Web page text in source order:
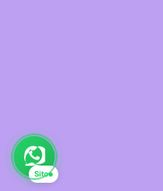
Sito